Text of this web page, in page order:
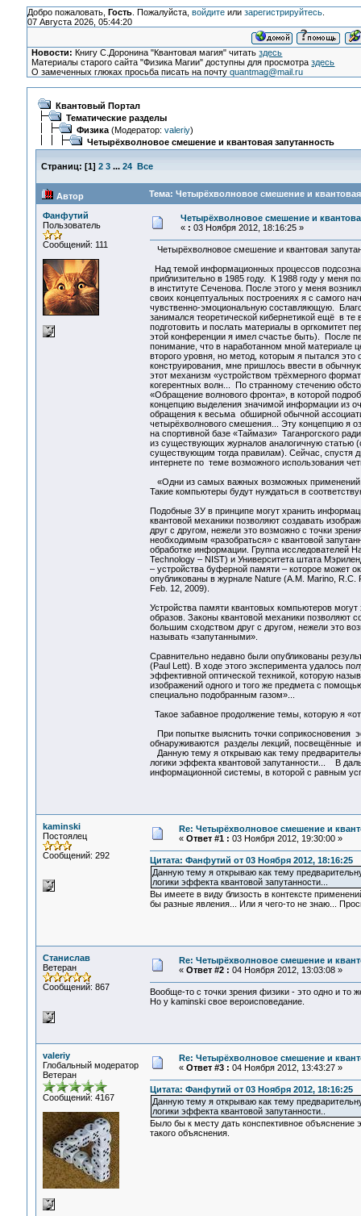
Добро пожаловать, Гость. Пожалуйста, войдитеили зарегистрируйтесь.
07 Августа 2026, 05:44:20
Новости: Книгу С.Доронина "Квантовая магия" читатьздесь
Материалы старого сайта "Физика Магии" доступны для просмотраздесь
О замеченных глюках просьба писать на почтуquantmag@mail.ru
Квантовый Портал
Тематические разделы
Физика(Модератор: valeriy)
Четырёхволновое смешение и квантовая запутанность
Страниц: [1] 2 3 ... 24 Все
Автор Тема: Четырёхволновое смешение и
Фанфутий
Пользователь
Сообщений: 111
Четырёхволновое смешение и
« : 03 Ноября 2012, 18:16:25 »
Четырёхволновое смешение и квантовая
Над темой информационных процессов
приблизительно в 1985 году. К 1988 году у меня
в институте Сеченова. После этого у меня
своих концептуальных построениях я с самого
чувственно-эмоциональную составляющую.
занимался теоретической кибернетикой ещё в
подготовить и послать материалы в оргкомитет
этой конференции я имел счастье быть). После
понимание, что в наработанном мной материале
второго уровня, но метод, которым я пытался
конструирования, мне пришлось ввести в
этот механизм «устройством трёхмерного
когерентных волн... По странному стечению
«Обращение волнового фронта», в которой
концепцию выделения значимой информации из
обращения к весьма обширной обычной
четырёхволнового смешения... Эту концепцию я
на спортивной базе «Таймази» Таганрогского
из существующих журналов аналогичную статью
существующим тогда правилам). Сейчас, спустя
интернете по теме возможного использования
«Одни из самых важных возможных применений
Такие компьютеры будут нуждаться в
Подобные ЗУ в принципе могут хранить
квантовой механики позволяют создавать
друг с другом, нежели это возможно с точки
необходимым «разобраться» с квантовой
обработке информации. Группа исследователей
Technology – NIST) и Университета штата
– устройства буферной памяти – которое может
опубликованы в журнале Nature (A.M. Marino,
Feb. 12, 2009).
Устройства памяти квантовых компьютеров
образов. Законы квантовой механики позволяют
большим сходством друг с другом, нежели это
называть «запутанными».
Сравнительно недавно были опубликованы
(Paul Lett). В ходе этого эксперимента удалось
эффективной оптической техникой, которую
изображений одного и того же предмета с
специально подобранным газом»...
Такое забавное продолжение темы, которую я
При попытке выяснить точки соприкосновения
обнаруживаются разделы лекций, посвещённые
Данную тему я открываю как тему
логики эффекта квантовой запутанности... В
информационной системы, в которой с равным
kaminski
Постоялец
Сообщений: 292
Re: Четырёхволновое смешение и
« Ответ #1 : 03 Ноября 2012, 19:30:00 »
Цитата: Фанфутий от 03 Ноября 2012, 18:16:25
Данную тему я открываю как тему
логики эффекта квантовой запутанности...
Вы имеете в виду близость в контексте
бы разные явления... Или я чего-то не знаю...
Станислав
Ветеран
Сообщений: 867
Re: Четырёхволновое смешение и
« Ответ #2 : 04 Ноября 2012, 13:03:08 »
Вообще-то с точки зрения физики - это одно и то
Но у kaminski свое вероисповедание.
valeriy
Глобальный модератор
Ветеран
Сообщений: 4167
Re: Четырёхволновое смешение и
« Ответ #3 : 04 Ноября 2012, 13:43:27 »
Цитата: Фанфутий от 03 Ноября 2012, 18:16:25
Данную тему я открываю как тему
логики эффекта квантовой запутанности..
Было бы к месту дать конспективное
такого объяснения.